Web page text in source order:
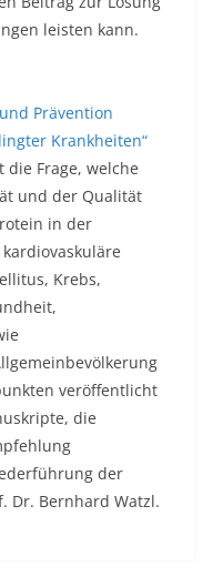
leisten kann.
Prävention
Krankheiten“
Frage, welche
und der Qualität
in der
Krebs,
veröffentlicht
die
der
Dr. Bernhard Watzl.